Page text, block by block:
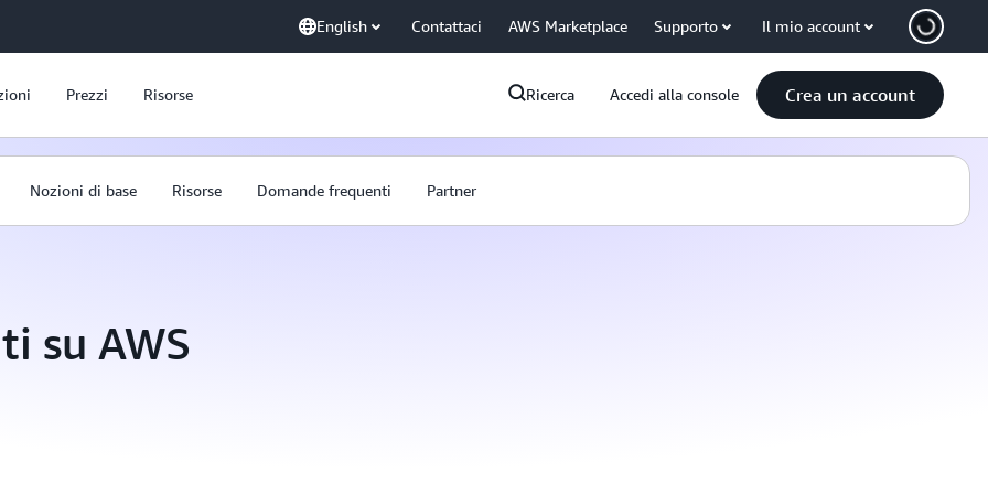
English Contattaci AWS Marketplace Supporto Il mio account
Prezzi Risorse Ricerca Accedi alla console Crea un account
Nozioni di base Risorse Domande frequenti Partner
su AWS